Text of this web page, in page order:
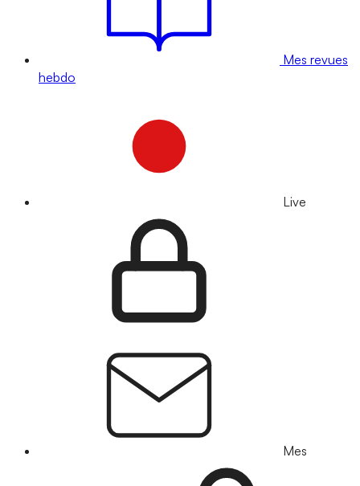
Mes revues
hebdo
Live
Mes